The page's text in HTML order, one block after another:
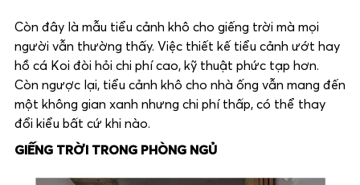
Còn đây là mẫu tiểu cảnh khô cho giếng trời mà mọi
người vẫn thường thấy. Việc thiết kế tiểu cảnh ướt hay
hồ cá Koi đòi hỏi chi phí cao, kỹ thuật phức tạp hơn.
Còn ngược lại, tiểu cảnh khô cho nhà ống vẫn mang đến
một không gian xanh nhưng chi phí thấp, có thể thay
đổi kiểu bất cứ khi nào.
GIẾNG TRỜI TRONG PHÒNG NGỦ